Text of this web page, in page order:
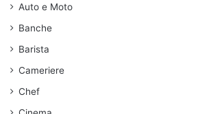
Auto e Moto
Banche
Barista
Cameriere
Chef